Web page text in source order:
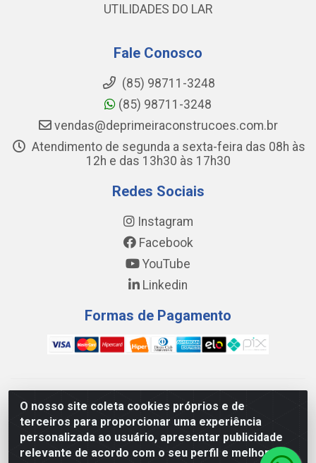
O nosso site coleta cookies próprios e de
terceiros para proporcionar uma experiência
personalizada ao usuário, apresentar publicidade
relevante de acordo com o seu perfil e melhorar a
UTILIDADES DO LAR
Fale Conosco
(85) 98711-3248
(85) 98711-3248
vendas@deprimeiraconstrucoes.com.br
Atendimento de segunda a sexta-feira das 08h às
12h e das 13h30 às 17h30
Redes Sociais
Instagram
Facebook
YouTube
Linkedin
Formas de Pagamento
WING DISTRIBUIDORA COMÉRCIO E LOGÍSTICA DE MATERIAL
DE CONSTRUÇÕES LTDA - AV. DA INTEGRAÇÃO, 790 -
PATRÍCIA GOMES, CAUCAIA/CE - CEP 61.604-505 - CNPJ
17.523.384/0001-20